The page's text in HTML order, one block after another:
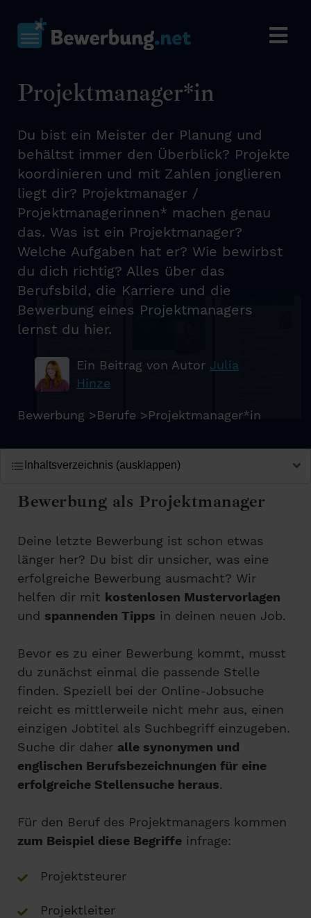
Projektmanager*in
Du bist ein Meister der Planung und
behältst immer den Überblick? Projekte
koordinieren und mit Zahlen jonglieren
liegt dir? Projektmanager /
Projektmanagerinnen* machen genau
das. Was ist ein Projektmanager?
Welche Aufgaben hat er? Wie bewirbst
du dich richtig? Alles über das
Berufsbild, die Karriere und die
Bewerbung eines Projektmanagers
lernst du hier.
Ein Beitrag von Autor Julia
Hinze
Bewerbung >Berufe >Projektmanager*in
Inhaltsverzeichnis (ausklappen)
Bewerbung als Projektmanager
Deine letzte Bewerbung ist schon etwas
länger her? Du bist dir unsicher, was eine
erfolgreiche Bewerbung ausmacht? Wir
helfen dir mit kostenlosen Mustervorlagen
und spannenden Tipps in deinen neuen Job.
Bevor es zu einer Bewerbung kommt, musst
du zunächst einmal die passende Stelle
finden. Speziell bei der Online-Jobsuche
reicht es mittlerweile nicht mehr aus, einen
einzigen Jobtitel als Suchbegriff einzugeben.
Suche dir daher alle synonymen und
englischen Berufsbezeichnungen für eine
erfolgreiche Stellensuche heraus.
Für den Beruf des Projektmanagers kommen
zum Beispiel diese Begriffe infrage:
Projektsteurer
Projektleiter